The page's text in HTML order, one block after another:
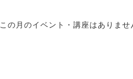
この月のイベント・講座はありませ